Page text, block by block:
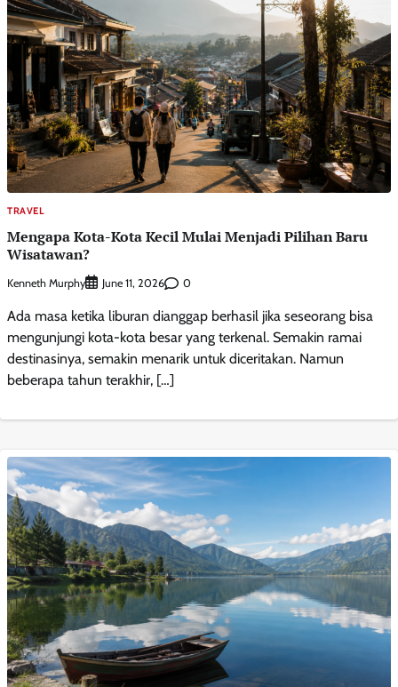
TRAVEL
Mengapa Kota-Kota Kecil Mulai Menjadi Pilihan Baru
Wisatawan?
Kenneth Murphy June 11, 2026 0
Ada masa ketika liburan dianggap berhasil jika seseorang bisa
mengunjungi kota-kota besar yang terkenal. Semakin ramai
destinasinya, semakin menarik untuk diceritakan. Namun
beberapa tahun terakhir, […]